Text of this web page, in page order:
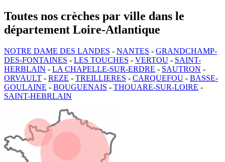
Toutes nos crèches par ville dans le
département Loire-Atlantique
NOTRE DAME DES LANDES - NANTES - GRANDCHAMP-
DES-FONTAINES - LES TOUCHES - VERTOU - SAINT-
HERBLAIN - LA CHAPELLE-SUR-ERDRE - SAUTRON -
ORVAULT - REZE - TREILLIERES - CARQUEFOU - BASSE-
GOULAINE - BOUGUENAIS - THOUARE-SUR-LOIRE -
SAINT-HEBRLAIN